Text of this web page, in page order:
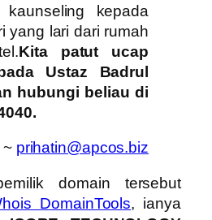
kaunseling kepada
yang lari dari rumah
Kita patut ucap
Ustaz Badrul
hubungi beliau di
~ prihatin@apcos.biz
domain tersebut
DomainTools, ianya